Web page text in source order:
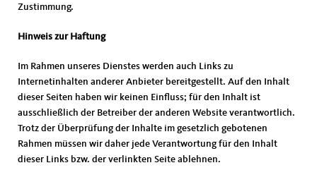
Zustimmung.
Hinweis zur Haftung
Im Rahmen unseres Dienstes werden auch Links zu
Internetinhalten anderer Anbieter bereitgestellt. Auf den Inhalt
dieser Seiten haben wir keinen Einfluss; für den Inhalt ist
ausschließlich der Betreiber der anderen Website verantwortlich.
Trotz der Überprüfung der Inhalte im gesetzlich gebotenen
Rahmen müssen wir daher jede Verantwortung für den Inhalt
dieser Links bzw. der verlinkten Seite ablehnen.